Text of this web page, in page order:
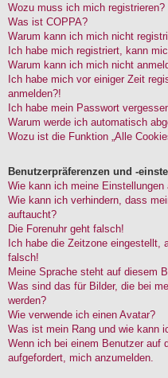
Wozu muss ich mich registrieren?
Was ist COPPA?
Warum kann ich mich nicht
Ich habe mich registriert, kann
Warum kann ich mich nicht
Ich habe mich vor einiger Zeit
anmelden?!
Ich habe mein Passwort
Warum werde ich automatisch
Wozu ist die Funktion „Alle
Benutzerpräferenzen und -
Wie kann ich meine Einstellungen
Wie kann ich verhindern, dass
auftaucht?
Die Forenuhr geht falsch!
Ich habe die Zeitzone eingestellt,
falsch!
Meine Sprache steht auf diesem
Was sind das für Bilder, die bei
werden?
Wie verwende ich einen Avatar?
Was ist mein Rang und wie kann
Wenn ich bei einem Benutzer auf
aufgefordert, mich anzumelden.